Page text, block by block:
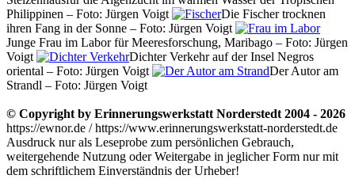
Philippinen – Foto: Jürgen Voigt
Die Fischer trocknen
ihren Fang in der Sonne – Foto: Jürgen Voigt
Junge Frau im Labor für Meeresforschung, Maribago – Foto: Jürgen
Voigt
Dichter Verkehr auf der Insel Negros
oriental – Foto: Jürgen Voigt
Der Autor am
Strandl – Foto: Jürgen Voigt
© Copyright by Erinnerungswerkstatt Norderstedt 2004 - 2026
https://ewnor.de / https://www.erinnerungswerkstatt-norderstedt.de
Ausdruck nur als Leseprobe zum persönlichen Gebrauch,
weitergehende Nutzung oder Weitergabe in jeglicher Form nur mit
dem schriftlichem Einverständnis der Urheber!